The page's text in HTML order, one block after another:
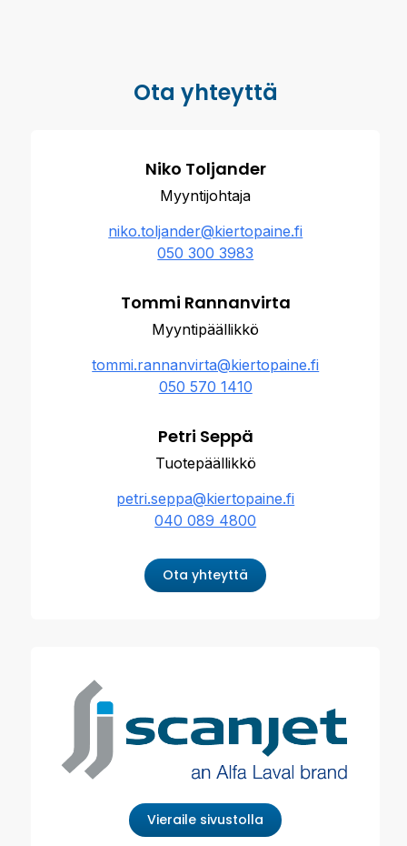
Ota yhteyttä
Niko Toljander
Myyntijohtaja
niko.toljander@kiertopaine.fi
050 300 3983
Tommi Rannanvirta
Myyntipäällikkö
tommi.rannanvirta@kiertopaine.fi
050 570 1410
Petri Seppä
Tuotepäällikkö
petri.seppa@kiertopaine.fi
040 089 4800
Ota yhteyttä
Vieraile sivustolla